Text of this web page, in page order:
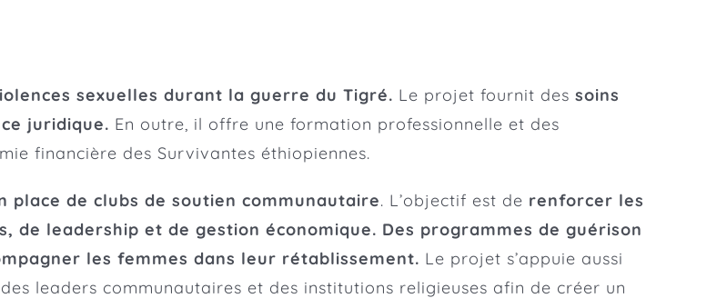
sexuelles durant la guerre du Tigré. Le projet fournit des soins
juridique. En outre, il offre une formation professionnelle et des
financière des Survivantes éthiopiennes.
place de clubs de soutien communautaire. L’objectif est de renforcer les
de leadership et de gestion économique. Des programmes de guérison
les femmes dans leur rétablissement. Le projet s’appuie aussi
leaders communautaires et des institutions religieuses afin de créer un